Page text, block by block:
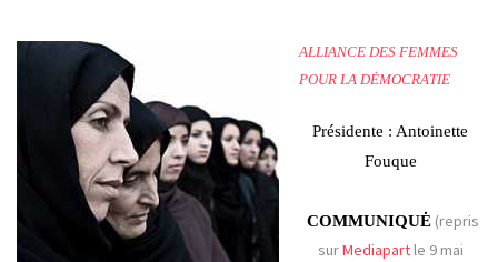
ALLIANCE DES FEMMES
POUR LA DĖMOCRATIE
Présidente : Antoinette
Fouque
COMMUNIQUĖ(repris
surMediapartle 9 mai